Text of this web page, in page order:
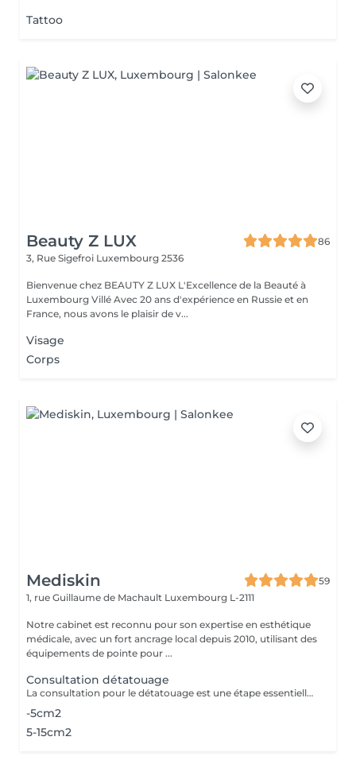
Tattoo
Beauty Z LUX
86
3, Rue Sigefroi Luxembourg 2536
Bienvenue chez BEAUTY Z LUX L'Excellence de la Beauté à
Luxembourg Villé Avec 20 ans d'expérience en Russie et en
France, nous avons le plaisir de v...
Visage
Corps
Mediskin
59
1, rue Guillaume de Machault Luxembourg L-2111
Notre cabinet est reconnu pour son expertise en esthétique
médicale, avec un fort ancrage local depuis 2010, utilisant des
équipements de pointe pour ...
Consultation détatouage
La consultation pour le détatouage est une étape essentielle avant le traitement. Elle permet d'évaluer la taille, les couleurs et la profondeur du tatouage, ainsi que le type de peau du patient. Le professionnel explique le déroulement du traitement, le nombre de séances nécessaires et les éventuels effets secondaires. C'est aussi le moment pour poser toutes vos questions et discuter des attentes en termes de résultats
-5cm2
5-15cm2